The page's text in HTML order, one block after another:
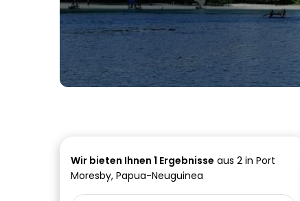
Wir bieten Ihnen 1 Ergebnisse aus 2 in Port
Moresby, Papua-Neuguinea